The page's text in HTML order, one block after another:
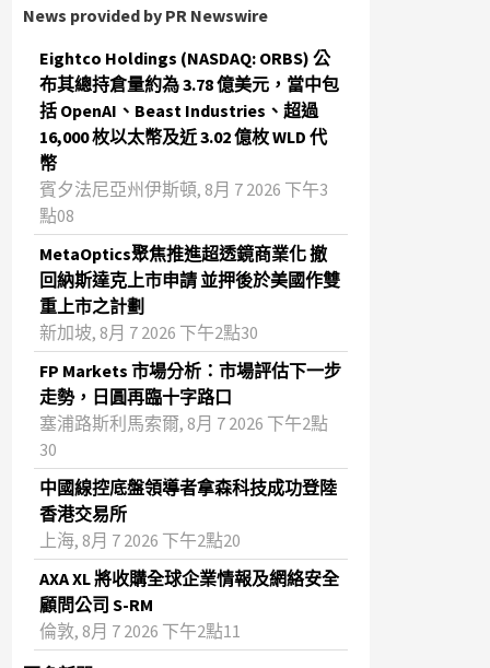
News provided by PR Newswire
Eightco Holdings (NASDAQ: ORBS) 公
布其總持倉量約為 3.78 億美元，當中包
括 OpenAI、Beast Industries、超過
16,000 枚以太幣及近 3.02 億枚 WLD 代
幣
賓夕法尼亞州伊斯頓, 8月 7 2026 下午3
點08
MetaOptics聚焦推進超透鏡商業化 撤
回納斯達克上市申請 並押後於美國作雙
重上市之計劃
新加坡, 8月 7 2026 下午2點30
FP Markets 市場分析：市場評估下一步
走勢，日圓再臨十字路口
塞浦路斯利馬索爾, 8月 7 2026 下午2點
30
中國線控底盤領導者拿森科技成功登陸
香港交易所
上海, 8月 7 2026 下午2點20
AXA XL 將收購全球企業情報及網絡安全
顧問公司 S-RM
倫敦, 8月 7 2026 下午2點11